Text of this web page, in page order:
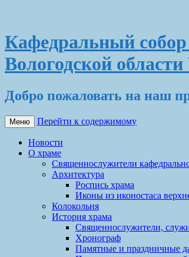
Кафедральный
Вологодской
Добро пожаловать на наш
Меню Перейти к содержимому
Новости
О храме
Священнослужители
Архитектура
Роспись храма
Иконы из иконостаса
Колокольня
История храма
Священнослужители,
Хронограф
Памятные и праздничные